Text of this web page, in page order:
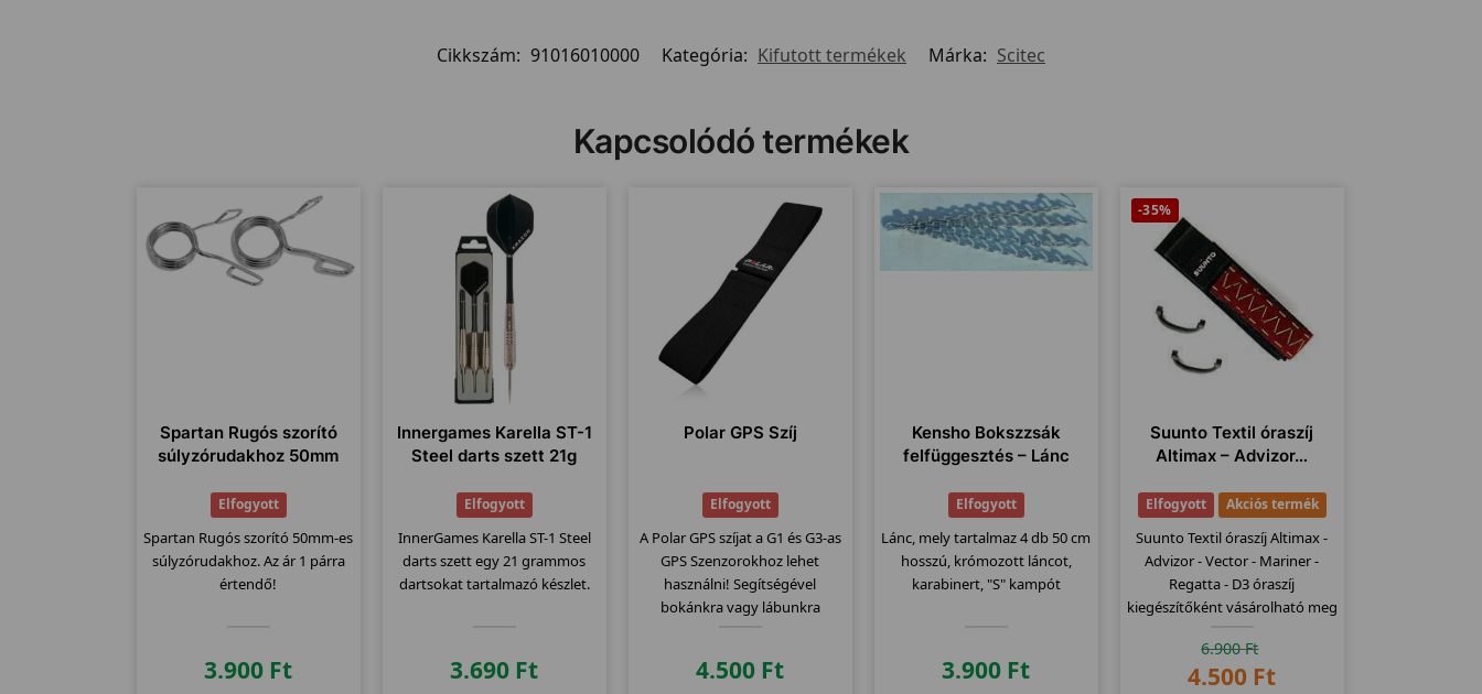
Cikkszám: 91016010000 Kategória: Kifutott termékek Márka: Scitec
Kapcsolódó termékek
Spartan Rugós szorító
súlyzórudakhoz 50mm
Elfogyott
Spartan Rugós szorító 50mm-es
súlyzórudakhoz. Az ár 1 párra
értendő!
3.900 Ft
Innergames Karella ST-1
Steel darts szett 21g
Elfogyott
InnerGames Karella ST-1 Steel
darts szett egy 21 grammos
dartsokat tartalmazó készlet.
3.690 Ft
Polar GPS Szíj
Elfogyott
A Polar GPS szíjat a G1 és G3-as
GPS Szenzorokhoz lehet
használni! Segítségével
bokánkra vagy lábunkra
elasztikus szíj.
4.500 Ft
Kensho Bokszzsák
felfüggesztés – Lánc
Elfogyott
Lánc, mely tartalmaz 4 db 50 cm
hosszú, krómozott láncot,
karabinert, "S" kampót
3.900 Ft
-35%
Suunto Textil óraszíj
Altimax – Advizor…
Elfogyott Akciós termék
Suunto Textil óraszíj Altimax -
Advizor - Vector - Mariner -
Regatta - D3 óraszíj
kiegészítőként vásárolható meg
Óraszíj csak a SuuntoTextil
óraszíj Altimax - Advizor - Vector
6.900Ft
4.500 Ft